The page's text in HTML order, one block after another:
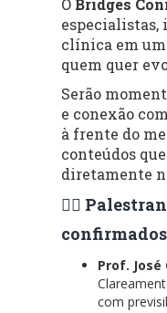
especialistas,
clínica em
quem quer
Serão
e conexão
à frente do
conteúdos
diretamente
👨‍⚕️
confirmados
Prof. José
com